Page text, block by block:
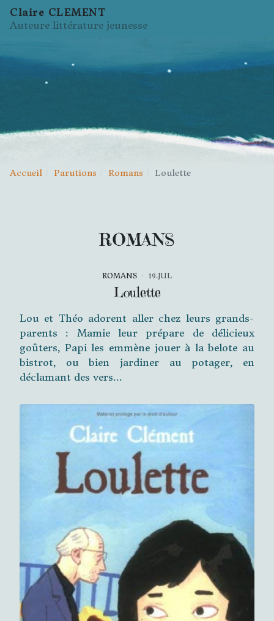
Claire CLEMENT
Auteure littérature jeunesse
Accueil Parutions Romans Loulette
ROMANS
ROMANS 19.JUL
Loulette
Lou et Théo adorent aller chez leurs grands-
parents : Mamie leur prépare de délicieux
goûters, Papi les emmène jouer à la belote au
bistrot, ou bien jardiner au potager, en
déclamant des vers...